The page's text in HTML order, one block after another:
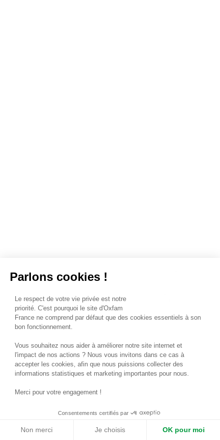
Parlons cookies !
Le respect de votre vie privée est notre
priorité. C'est pourquoi le site d'Oxfam
France ne comprend par défaut que des cookies essentiels à son
bon fonctionnement.
Vous souhaitez nous aider à améliorer notre site internet et
l'impact de nos actions ? Nous vous invitons dans ce cas à
accepter les cookies, afin que nous puissions collecter des
informations statistiques et marketing importantes pour nous.
Merci pour votre engagement !
Consentements certifiés par
Non merci Je choisis OK pour moi